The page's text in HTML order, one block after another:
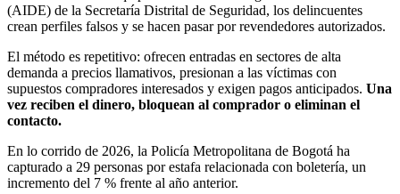
(AIDE) de la Secretaría Distrital de Seguridad, los delincuentes
crean perfiles falsos y se hacen pasar por revendedores autorizados.
El método es repetitivo: ofrecen entradas en sectores de alta
demanda a precios llamativos, presionan a las víctimas con
supuestos compradores interesados y exigen pagos anticipados. Una
vez reciben el dinero, bloquean al comprador o eliminan el
contacto.
En lo corrido de 2026, la Policía Metropolitana de Bogotá ha
capturado a 29 personas por estafa relacionada con boletería, un
incremento del 7 % frente al año anterior.